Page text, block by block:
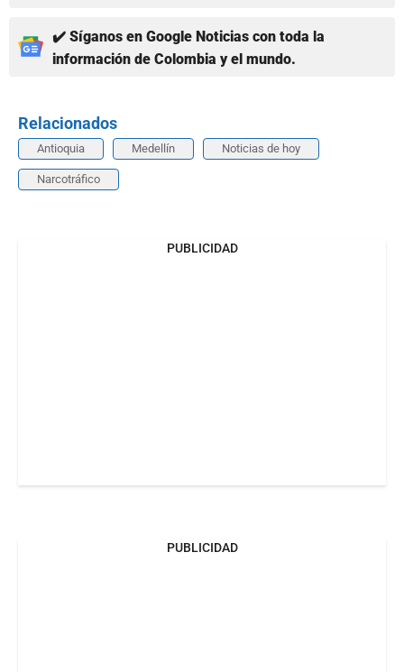
✔️ Síganos en Google Noticias con toda la
información de Colombia y el mundo.
Relacionados
Antioquia Medellín Noticias de hoy
Narcotráfico
PUBLICIDAD
PUBLICIDAD